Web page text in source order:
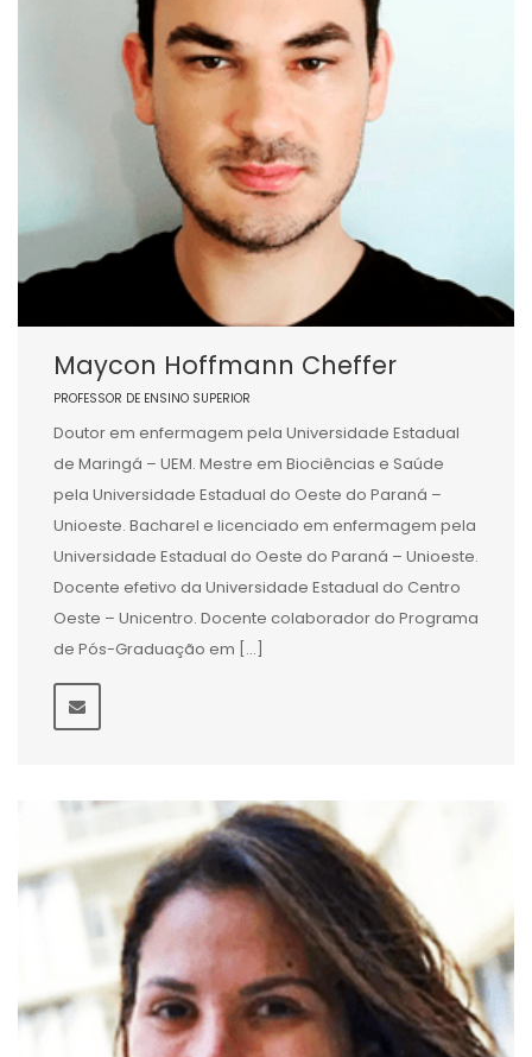
Maycon Hoffmann Cheffer
PROFESSOR DE ENSINO SUPERIOR
Doutor em enfermagem pela Universidade Estadual
de Maringá – UEM. Mestre em Biociências e Saúde
pela Universidade Estadual do Oeste do Paraná –
Unioeste. Bacharel e licenciado em enfermagem pela
Universidade Estadual do Oeste do Paraná – Unioeste.
Docente efetivo da Universidade Estadual do Centro
Oeste – Unicentro. Docente colaborador do Programa
de Pós-Graduação em […]